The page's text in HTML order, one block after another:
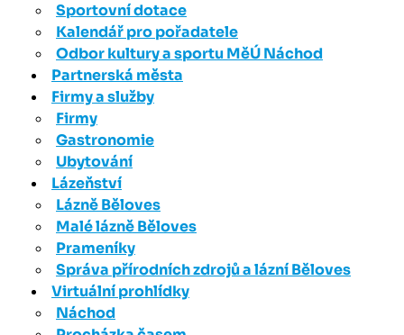
Sportovní dotace
Kalendář pro pořadatele
Odbor kultury a sportu MěÚ Náchod
Partnerská města
Firmy a služby
Firmy
Gastronomie
Ubytování
Lázeňství
Lázně Běloves
Malé lázně Běloves
Prameníky
Správa přírodních zdrojů a lázní Běloves
Virtuální prohlídky
Náchod